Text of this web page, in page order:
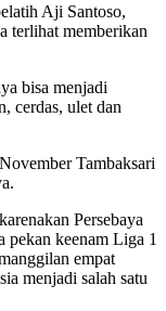
Aji Santoso,
terlihat memberikan
bisa menjadi
cerdas, ulet dan
Tambaksari
Persebaya
pekan keenam Liga 1
empat
menjadi salah satu